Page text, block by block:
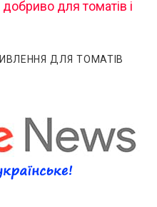
для томатів і
ДЛЯ ТОМАТІВ